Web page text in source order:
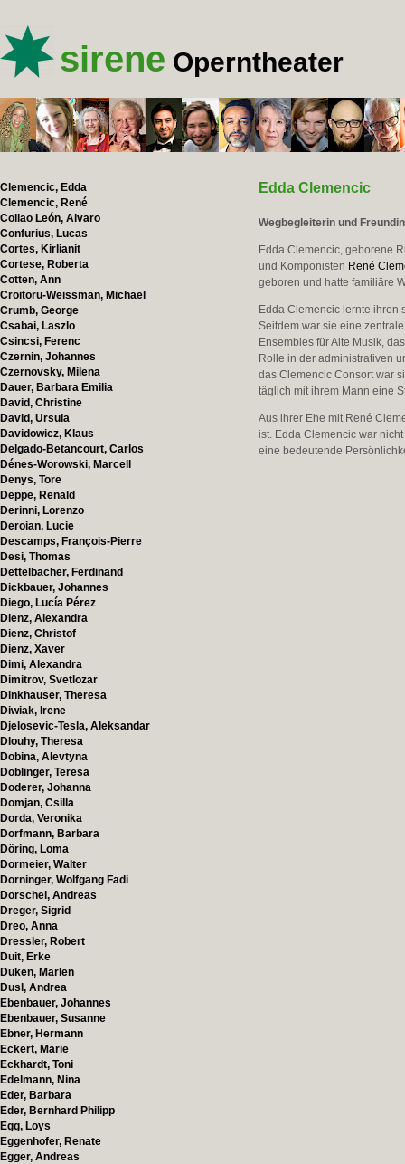
sirene Operntheater
Clemencic, Edda
Clemencic, René
Collao León, Alvaro
Confurius, Lucas
Cortes, Kirlianit
Cortese, Roberta
Cotten, Ann
Croitoru-Weissman, Michael
Crumb, George
Csabai, Laszlo
Csincsi, Ferenc
Czernin, Johannes
Czernovsky, Milena
Dauer, Barbara Emilia
David, Christine
David, Ursula
Davidowicz, Klaus
Delgado-Betancourt, Carlos
Dénes-Worowski, Marcell
Denys, Tore
Deppe, Renald
Derinni, Lorenzo
Deroian, Lucie
Descamps, François-Pierre
Desi, Thomas
Dettelbacher, Ferdinand
Dickbauer, Johannes
Diego, Lucía Pérez
Dienz, Alexandra
Dienz, Christof
Dienz, Xaver
Dimi, Alexandra
Dimitrov, Svetlozar
Dinkhauser, Theresa
Diwiak, Irene
Djelosevic-Tesla, Aleksandar
Dlouhy, Theresa
Dobina, Alevtyna
Doblinger, Teresa
Doderer, Johanna
Domjan, Csilla
Dorda, Veronika
Dorfmann, Barbara
Döring, Loma
Dormeier, Walter
Dorninger, Wolfgang Fadi
Dorschel, Andreas
Dreger, Sigrid
Dreo, Anna
Dressler, Robert
Duit, Erke
Duken, Marlen
Dusl, Andrea
Ebenbauer, Johannes
Ebenbauer, Susanne
Ebner, Hermann
Eckert, Marie
Eckhardt, Toni
Edelmann, Nina
Eder, Barbara
Eder, Bernhard Philipp
Egg, Loys
Eggenhofer, Renate
Egger, Andreas
Edda Clemencic
Wegbegleiterin und
Edda Clemencic, geborene
und Komponisten René
geboren und hatte familiäre
Edda Clemencic lernte ihren
Seitdem war sie eine
Ensembles für Alte Musik,
Rolle in der administrativen
das Clemencic Consort war
täglich mit ihrem Mann eine
Aus ihrer Ehe mit René
ist. Edda Clemencic war
eine bedeutende